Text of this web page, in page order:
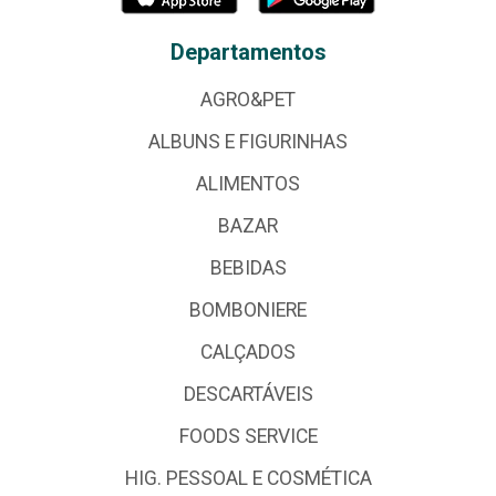
Departamentos
AGRO&PET
ALBUNS E FIGURINHAS
ALIMENTOS
BAZAR
BEBIDAS
BOMBONIERE
CALÇADOS
DESCARTÁVEIS
FOODS SERVICE
HIG. PESSOAL E COSMÉTICA